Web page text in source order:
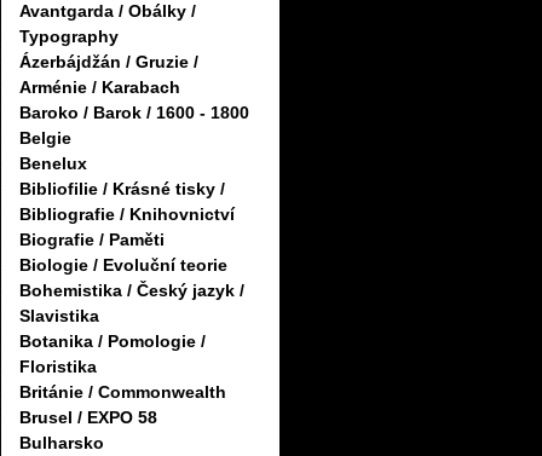
Avantgarda / Obálky /
Typography
Ázerbájdžán / Gruzie /
Arménie / Karabach
Baroko / Barok / 1600 - 1800
Belgie
Benelux
Bibliofilie / Krásné tisky /
Bibliografie / Knihovnictví
Biografie / Paměti
Biologie / Evoluční teorie
Bohemistika / Český jazyk /
Slavistika
Botanika / Pomologie /
Floristika
Británie / Commonwealth
Brusel / EXPO 58
Bulharsko